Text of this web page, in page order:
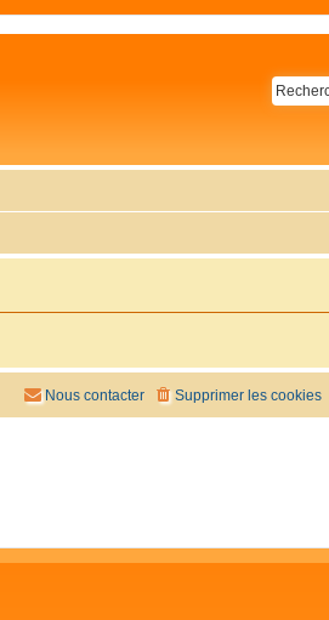
Supprimer les cookies
Nous contacter